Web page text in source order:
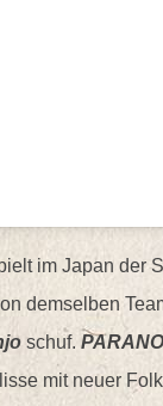
im Japan der
demselben
schuf.
mit neuer